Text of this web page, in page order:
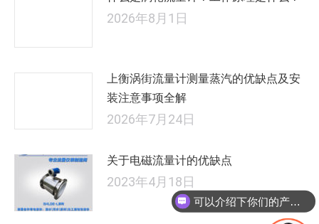
2026年8月1日
上衡涡街流量计测量蒸汽的优缺点及安
装注意事项全解
2026年7月24日
关于电磁流量计的优缺点
2023年4月18日
可以介绍下你们的产品么